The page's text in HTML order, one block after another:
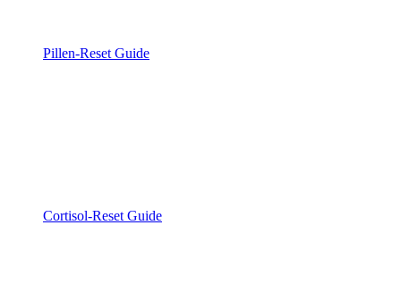
Pillen-Reset Guide
Cortisol-Reset Guide